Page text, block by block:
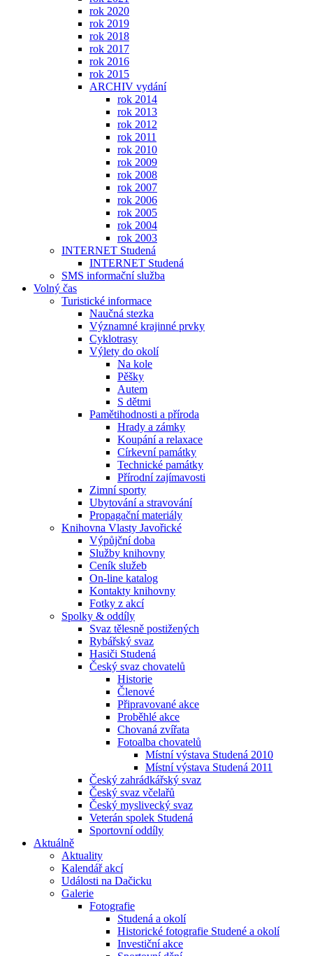
rok 2020
rok 2019
rok 2018
rok 2017
rok 2016
rok 2015
ARCHIV vydání
rok 2014
rok 2013
rok 2012
rok 2011
rok 2010
rok 2009
rok 2008
rok 2007
rok 2006
rok 2005
rok 2004
rok 2003
INTERNET Studená
INTERNET Studená
SMS informační služba
Volný čas
Turistické informace
Naučná stezka
Významné krajinné prvky
Cyklotrasy
Výlety do okolí
Na kole
Pěšky
Autem
S dětmi
Pamětihodnosti a příroda
Hrady a zámky
Koupání a relaxace
Církevní památky
Technické památky
Přírodní zajímavosti
Zimní sporty
Ubytování a stravování
Propagační materiály
Knihovna Vlasty Javořické
Výpůjční doba
Služby knihovny
Ceník služeb
On-line katalog
Kontakty knihovny
Fotky z akcí
Spolky & oddíly
Svaz tělesně postižených
Rybářský svaz
Hasiči Studená
Český svaz chovatelů
Historie
Členové
Připravované akce
Proběhlé akce
Chovaná zvířata
Fotoalba chovatelů
Místní výstava Studená 2010
Místní výstava Studená 2011
Český zahrádkářský svaz
Český svaz včelařů
Český myslivecký svaz
Veterán spolek Studená
Sportovní oddíly
Aktuálně
Aktuality
Kalendář akcí
Události na Dačicku
Galerie
Fotografie
Studená a okolí
Historické fotografie Studené a okolí
Investiční akce